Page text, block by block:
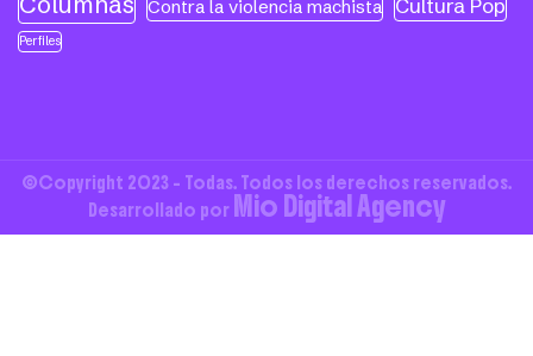
Contra la violencia machista
Perfiles
©Copyright 2023 - Todas. Todos los derechos reservados.
Desarrollado por Mio Digital Agency